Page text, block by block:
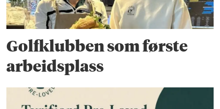
Golfklubben som første
arbeidsplass